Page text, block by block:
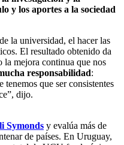
y los aportes a la sociedad
la universidad, el hacer las
El resultado obtenido da
la mejora continua que nos
responsabilidad:
que ser consistentes
dijo.
Symonds y evalúa más de
de países. En Uruguay,